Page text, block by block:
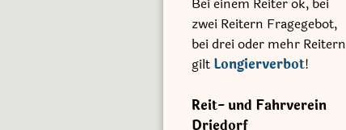
zwei Reitern Fragegebot,
bei drei oder mehr Reitern
gilt Longierverbot!
Reit- und Fahrverein
Driedorf